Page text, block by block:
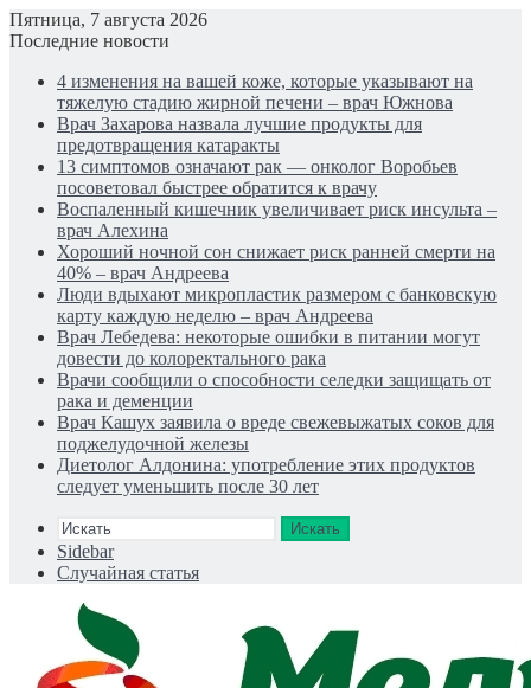
Пятница, 7 августа 2026
Последние новости
4 изменения на вашей коже, которые указывают на
тяжелую стадию жирной печени – врач Южнова
Врач Захарова назвала лучшие продукты для
предотвращения катаракты
13 симптомов означают рак — онколог Воробьев
посоветовал быстрее обратится к врачу
Воспаленный кишечник увеличивает риск инсульта –
врач Алехина
Хороший ночной сон снижает риск ранней смерти на
40% – врач Андреева
Люди вдыхают микропластик размером с банковскую
карту каждую неделю – врач Андреева
Врач Лебедева: некоторые ошибки в питании могут
довести до колоректального рака
Врачи сообщили о способности селедки защищать от
рака и деменции
Врач Кашух заявила о вреде свежевыжатых соков для
поджелудочной железы
Диетолог Алдонина: употребление этих продуктов
следует уменьшить после 30 лет
Искать
Sidebar
Случайная статья